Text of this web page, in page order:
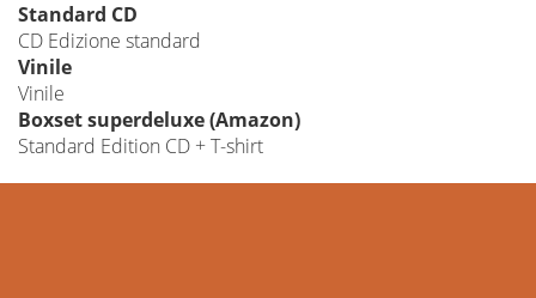
Standard CD
CD Edizione standard
Vinile
Vinile
Boxset superdeluxe (Amazon)
Standard Edition CD + T-shirt